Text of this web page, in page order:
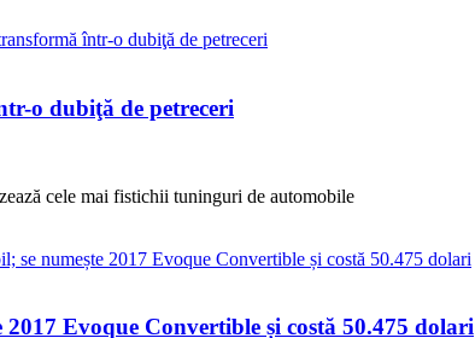
o dubiţă de petreceri
cele mai fistichii tuninguri de automobile
Evoque Convertible și costă 50.475 dolari